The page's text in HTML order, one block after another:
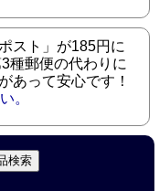
スト」が185円に
種郵便の代わりに
あって安心です！
。